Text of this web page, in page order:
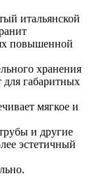
итальянской
повышенной
хранения
габаритных
мягкое и
и другие
эстетичный